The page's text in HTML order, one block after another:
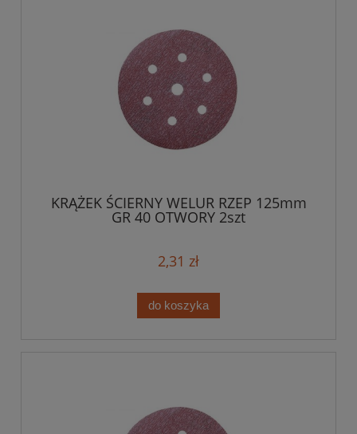
KRĄŻEK ŚCIERNY WELUR RZEP 125mm
GR 40 OTWORY 2szt
2,31 zł
do koszyka